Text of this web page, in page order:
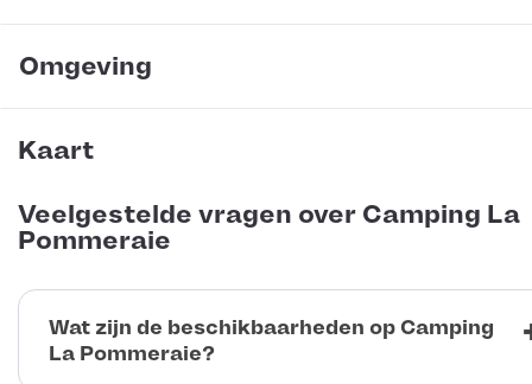
Omgeving
Kaart
Veelgestelde vragen over Camping La
Pommeraie
Wat zijn de beschikbaarheden op Camping
La Pommeraie?